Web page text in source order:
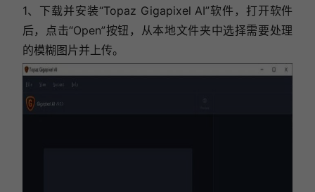
1、下载并安装“Topaz Gigapixel AI”软件，打开软件
后，点击“Open”按钮，从本地文件夹中选择需要处理
的模糊图片并上传。